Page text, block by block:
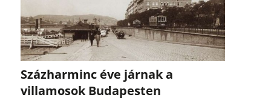
Százharminc éve járnak a
villamosok Budapesten